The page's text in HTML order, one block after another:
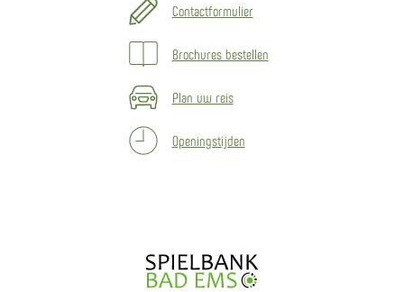
Contactformulier
Brochures bestellen
Plan uw reis
Openingstijden